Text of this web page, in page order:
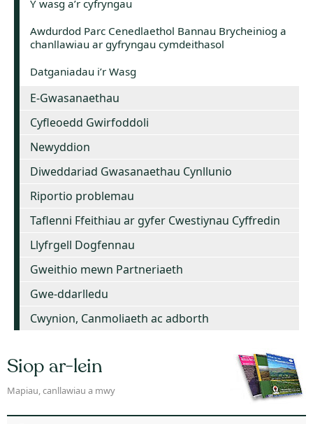
Y wasg a’r cyfryngau
Awdurdod Parc Cenedlaethol Bannau Brycheiniog a
chanllawiau ar gyfryngau cymdeithasol
Datganiadau i’r Wasg
E-Gwasanaethau
Cyfleoedd Gwirfoddoli
Newyddion
Diweddariad Gwasanaethau Cynllunio
Riportio problemau
Taflenni Ffeithiau ar gyfer Cwestiynau Cyffredin
Llyfrgell Dogfennau
Gweithio mewn Partneriaeth
Gwe-ddarlledu
Cwynion, Canmoliaeth ac adborth
Siop ar-lein
Mapiau, canllawiau a mwy